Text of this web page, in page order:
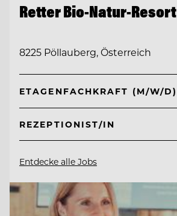
Retter Bio-Natur-Resort
8225 Pöllauberg, Österreich
ETAGENFACHKRAFT (M/W/D)
REZEPTIONIST/IN
Entdecke alle Jobs